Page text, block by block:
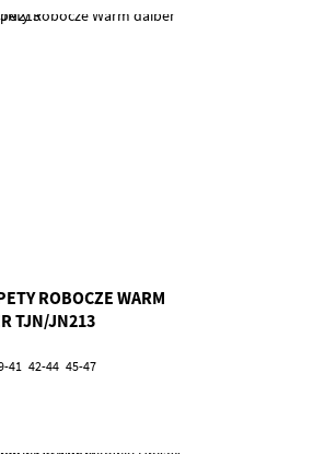
ROBOCZE WARM
TJN/JN213
41 42-44 45-47